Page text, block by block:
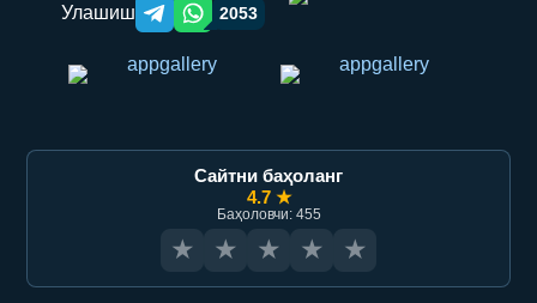
Улашиш Telegram orqali ulashish
WhatsApp orqali ulashish
2053
Сайтни баҳоланг
4.7 ★
Баҳоловчи: 455
★ ★ ★ ★ ★